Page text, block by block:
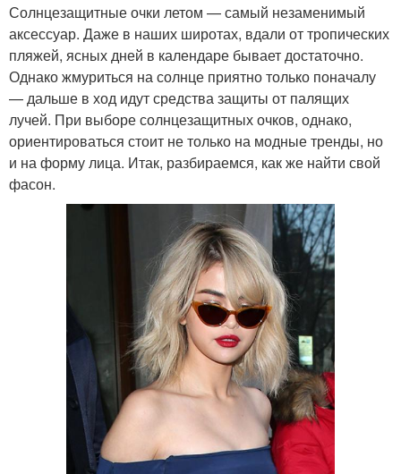
Солнцезащитные очки летом — самый незаменимый
аксессуар. Даже в наших широтах, вдали от тропических
пляжей, ясных дней в календаре бывает достаточно.
Однако жмуриться на солнце приятно только поначалу
— дальше в ход идут средства защиты от палящих
лучей. При выборе солнцезащитных очков, однако,
ориентироваться стоит не только на модные тренды, но
и на форму лица. Итак, разбираемся, как же найти свой
фасон.